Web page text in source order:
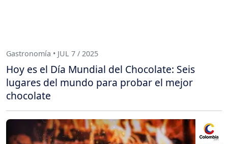
Gastronomía • JUL 7 / 2025
Hoy es el Día Mundial del Chocolate: Seis
lugares del mundo para probar el mejor
chocolate